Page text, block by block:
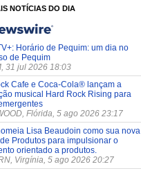
NOTÍCIAS DO DIA
Horário de Pequim: um dia no
de Pequim
31 jul 2026 18:03
Cafe e Coca-Cola® lançam a
musical Hard Rock Rising para
Flórida, 5 ago 2026 23:17
Lisa Beaudoin como sua nova
Produtos para impulsionar o
orientado a produtos.
Virgínia, 5 ago 2026 20:27